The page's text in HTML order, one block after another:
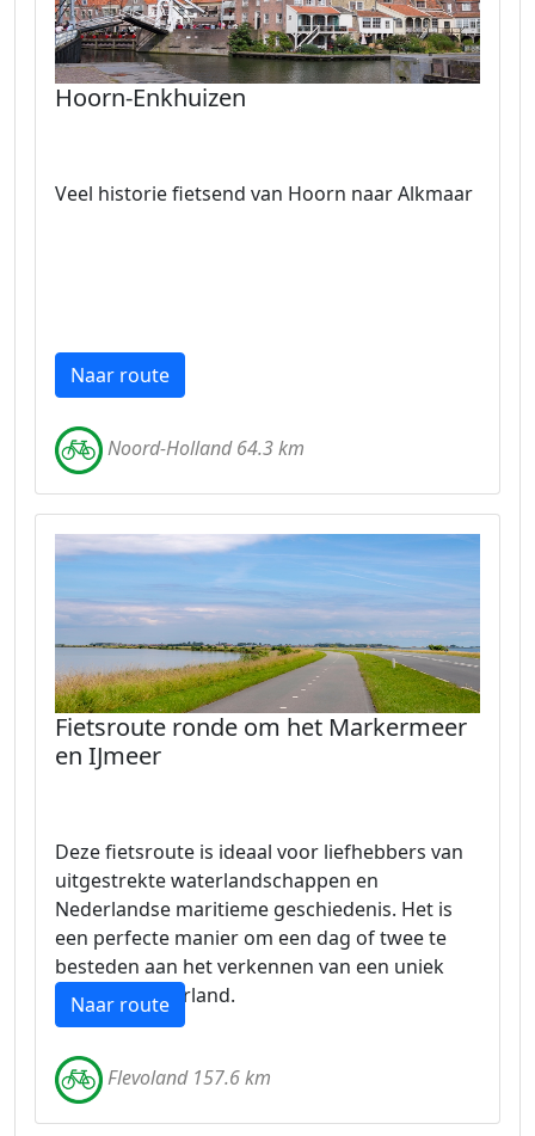
Hoorn-Enkhuizen
Veel historie fietsend van Hoorn naar Alkmaar
Naar route
Noord-Holland 64.3 km
Fietsroute ronde om het Markermeer
en IJmeer
Deze fietsroute is ideaal voor liefhebbers van
uitgestrekte waterlandschappen en
Nederlandse maritieme geschiedenis. Het is
een perfecte manier om een dag of twee te
besteden aan het verkennen van een uniek
deel van Nederland.
Naar route
Flevoland 157.6 km